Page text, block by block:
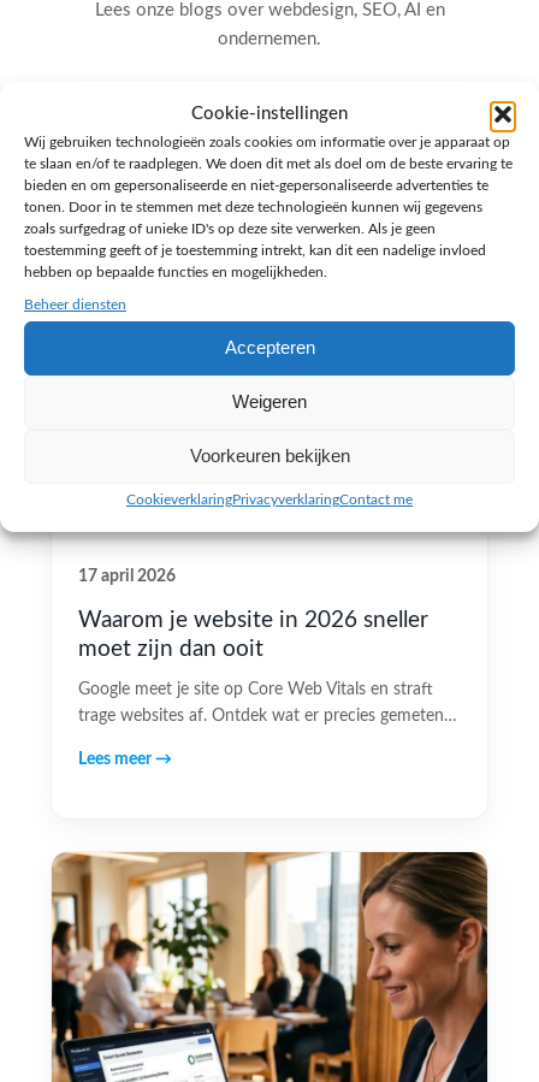
Cookie-instellingen
Wij gebruiken technologieën zoals cookies om informatie over je apparaat op
te slaan en/of te raadplegen. We doen dit met als doel om de beste ervaring te
bieden en om gepersonaliseerde en niet-gepersonaliseerde advertenties te
tonen. Door in te stemmen met deze technologieën kunnen wij gegevens
zoals surfgedrag of unieke ID's op deze site verwerken. Als je geen
toestemming geeft of je toestemming intrekt, kan dit een nadelige invloed
hebben op bepaalde functies en mogelijkheden.
Beheer diensten
Accepteren
Weigeren
Voorkeuren bekijken
CookieverklaringPrivacyverklaringContact me
Lees onze blogs over webdesign, SEO, AI en
ondernemen.
17 april 2026
Waarom je website in 2026 sneller
moet zijn dan ooit
Google meet je site op Core Web Vitals en straft
trage websites af. Ontdek wat er precies gemeten…
Lees meer →